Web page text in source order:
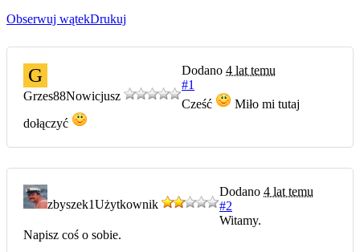
Obserwuj wątekDrukuj
G
Grzes88Nowicjusz
Dodano 4 lat temu
#1
Cześć
Miło mi tutaj
dołączyć
zbyszek1Użytkownik
Dodano 4 lat temu
#2
Witamy.
Napisz coś o sobie.